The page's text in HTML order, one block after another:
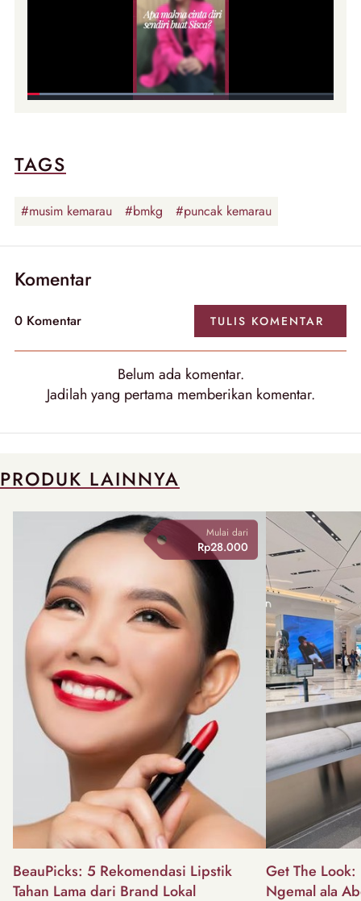
TAGS
#musim kemarau #bmkg #puncak kemarau
Komentar
0 Komentar TULIS KOMENTAR
Belum ada komentar.
Jadilah yang pertama memberikan komentar.
PRODUK LAINNYA
Mulai dari
Rp28.000
BeauPicks: 5 Rekomendasi Lipstik
Tahan Lama dari Brand Lokal
Get The
Ngemal ala